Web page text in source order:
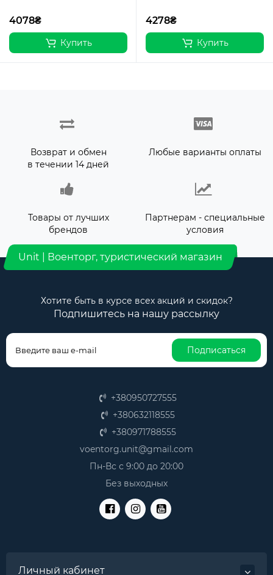
4078₴
Купить
4278₴
Купить
Возврат и обмен
в течении 14 дней
Любые варианты оплаты
Товары от лучших
брендов
Партнерам - специальные
условия
Unit | Военторг, туристический магазин
Хотите быть в курсе всех акций и скидок?
Подпишитесь на нашу рассылку
Подписаться
+380950727555
+380632118555
+380971788555
voentorg.unit@gmail.com
Пн-Вс с 9:00 до 20:00
Без выходных
Личный кабинет